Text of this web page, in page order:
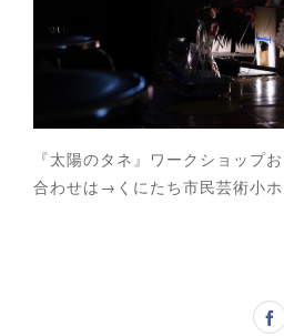
『太陽のタネ』ワークショップ
合わせは→くにたち市民芸術小